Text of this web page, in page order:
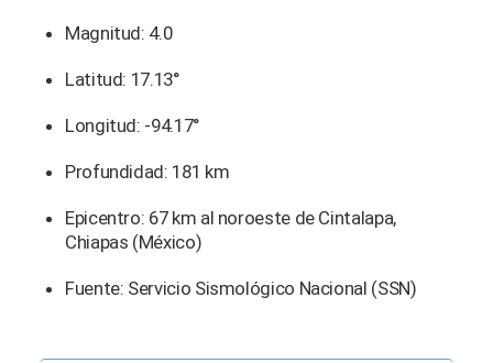
Magnitud: 4.0
Latitud: 17.13°
Longitud: -94.17°
Profundidad: 181 km
Epicentro: 67 km al noroeste de Cintalapa,
Chiapas (México)
Fuente: Servicio Sismológico Nacional (SSN)